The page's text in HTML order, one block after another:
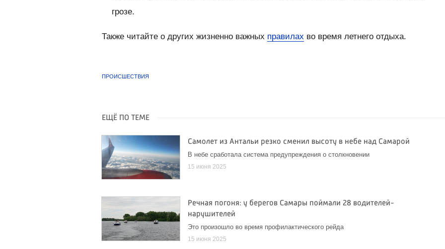
грозе.
Также читайте о других жизненно важных правилах во время летнего отдыха.
ПРОИСШЕСТВИЯ
ЕЩЁ ПО ТЕМЕ
Самолет из Антальи резко сменил высоту в небе над Самарой
В небе сработала система предупреждения о столкновении
15 июня 2025
Речная погоня: у берегов Самары поймали 28 водителей-
нарушителей
Это произошло во время профилактического рейда
15 июня 2025